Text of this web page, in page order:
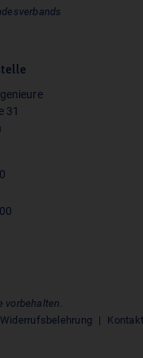
31
vorbehalten.
Widerrufsbelehrung